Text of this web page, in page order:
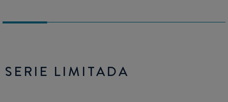
SERIE LIMITADA